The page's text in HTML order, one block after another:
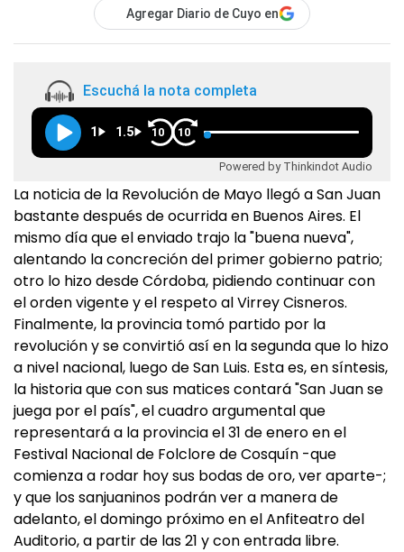
Agregar Diario de Cuyo en
Escuchá la nota completa
1 1.5 10 10
Powered by Thinkindot Audio
La noticia de la Revolución de Mayo llegó a San Juan
bastante después de ocurrida en Buenos Aires. El
mismo día que el enviado trajo la "buena nueva",
alentando la concreción del primer gobierno patrio;
otro lo hizo desde Córdoba, pidiendo continuar con
el orden vigente y el respeto al Virrey Cisneros.
Finalmente, la provincia tomó partido por la
revolución y se convirtió así en la segunda que lo hizo
a nivel nacional, luego de San Luis. Esta es, en síntesis,
la historia que con sus matices contará "San Juan se
juega por el país", el cuadro argumental que
representará a la provincia el 31 de enero en el
Festival Nacional de Folclore de Cosquín -que
comienza a rodar hoy sus bodas de oro, ver aparte-;
y que los sanjuaninos podrán ver a manera de
adelanto, el domingo próximo en el Anfiteatro del
Auditorio, a partir de las 21 y con entrada libre.